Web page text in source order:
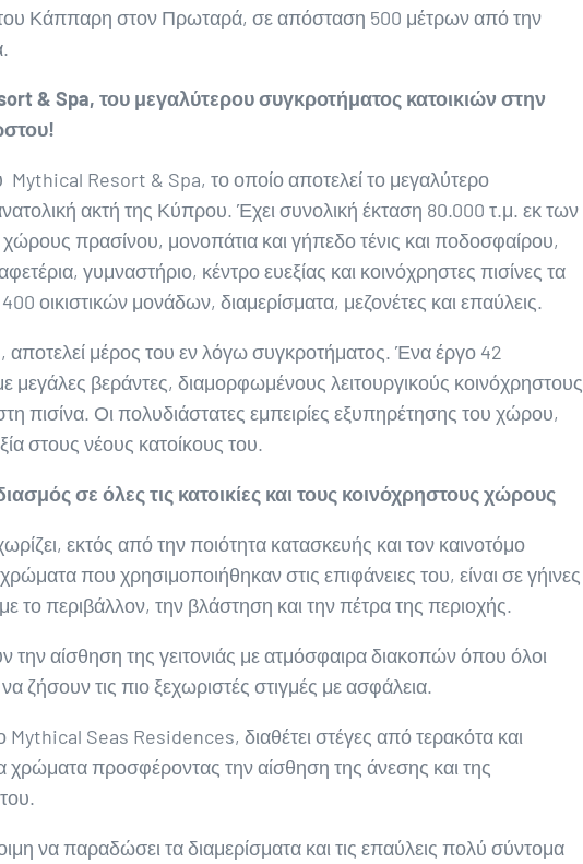
του Κάππαρη στον Πρωταρά, σε απόσταση 500 μέτρων από την
& Spa, του μεγαλύτερου συγκροτήματος κατοικιών στην
Mythical Resort & Spa, το οποίο αποτελεί το μεγαλύτερο
ακτή της Κύπρου. Έχει συνολική έκταση 80.000 τ.μ. εκ των
πρασίνου, μονοπάτια και γήπεδο τένις και ποδοσφαίρου,
γυμναστήριο, κέντρο ευεξίας και κοινόχρηστες πισίνες τα
οικιστικών μονάδων, διαμερίσματα, μεζονέτες και επαύλεις.
μέρος του εν λόγω συγκροτήματος. Ένα έργο 42
μεγάλες βεράντες, διαμορφωμένους λειτουργικούς κοινόχρηστους
πισίνα. Οι πολυδιάστατες εμπειρίες εξυπηρέτησης του χώρου,
στους νέους κατοίκους του.
σε όλες τις κατοικίες και τους κοινόχρηστους χώρους
εκτός από την ποιότητα κατασκευής και τον καινοτόμο
που χρησιμοποιήθηκαν στις επιφάνειες του, είναι σε γήινες
το περιβάλλον, την βλάστηση και την πέτρα της περιοχής.
την αίσθηση της γειτονιάς με ατμόσφαιρα διακοπών όπου όλοι
ζήσουν τις πιο ξεχωριστές στιγμές με ασφάλεια.
Mythical Seas Residences, διαθέτει στέγες από τερακότα και
χρώματα προσφέροντας την αίσθηση της άνεσης και της
να παραδώσει τα διαμερίσματα και τις επαύλεις πολύ σύντομα